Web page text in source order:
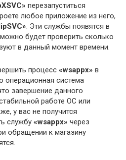
перезапуститься
любое приложение из него,
. Эти службы появятся в
будет проверить сколько
в данный момент времени.
процесс «wsappx» в
операционная система
завершение данного
работе ОС или
у вас не получится
службу «wsappx» через
обращении к магазину